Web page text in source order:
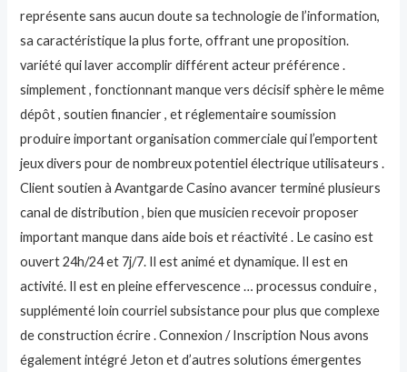
représente sans aucun doute sa technologie de l’information,
sa caractéristique la plus forte, offrant une proposition.
variété qui laver accomplir différent acteur préférence .
simplement , fonctionnant manque vers décisif sphère le même
dépôt , soutien financier , et réglementaire soumission
produire important organisation commerciale qui l’emportent
jeux divers pour de nombreux potentiel électrique utilisateurs .
Client soutien à Avantgarde Casino avancer terminé plusieurs
canal de distribution , bien que musicien recevoir proposer
important manque dans aide bois et réactivité . Le casino est
ouvert 24h/24 et 7j/7. Il est animé et dynamique. Il est en
activité. Il est en pleine effervescence … processus conduire ,
supplémenté loin courriel subsistance pour plus que complexe
de construction écrire . Connexion / Inscription Nous avons
également intégré Jeton et d’autres solutions émergentes